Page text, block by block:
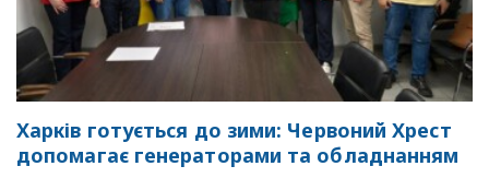
Харків готується до зими: Червоний Хрест
допомагає генераторами та обладнанням